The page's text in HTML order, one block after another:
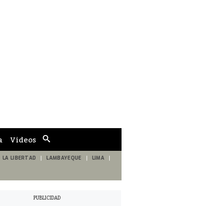
de
búsqueda
Videos
LA LIBERTAD LAMBAYEQUE LIMA